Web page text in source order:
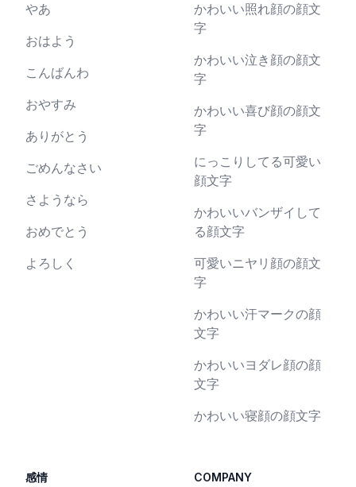
やあ
おはよう
こんばんわ
おやすみ
ありがとう
ごめんなさい
さようなら
おめでとう
よろしく
かわいい照れ顔の顔文
字
かわいい泣き顔の顔文
字
かわいい喜び顔の顔文
字
にっこりしてる可愛い
顔文字
かわいいバンザイして
る顔文字
可愛いニヤリ顔の顔文
字
かわいい汗マークの顔
文字
かわいいヨダレ顔の顔
文字
かわいい寝顔の顔文字
感情 COMPANY